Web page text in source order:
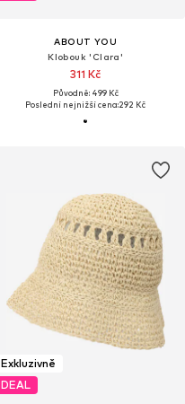
ABOUT YOU
Klobouk 'Clara'
311 Kč
Původně: 499 Kč
Poslední nejnižší cena:292 Kč
Exkluzivně
DEAL